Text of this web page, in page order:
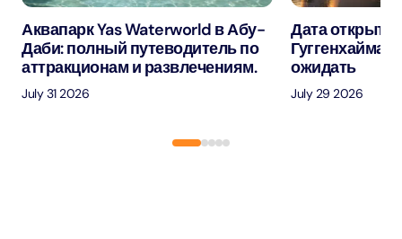
Аквапарк Yas Waterworld в Абу-
Даби: полный путеводитель по
аттракционам и развлечениям.
July 31 2026
Дата
Гуггенхайма
ожидать
July 29 2026